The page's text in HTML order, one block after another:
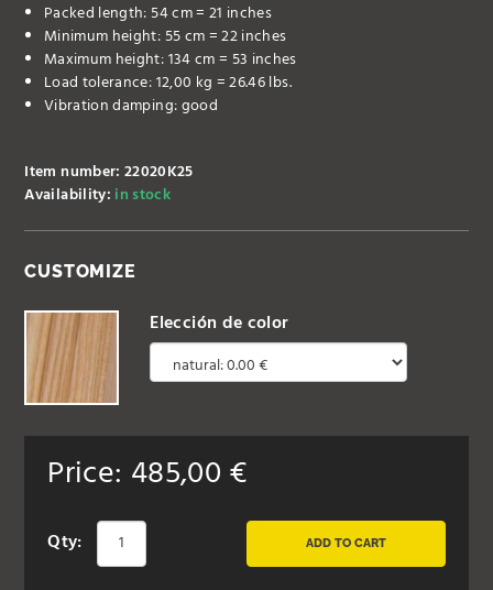
Packed length: 54 cm = 21 inches
Minimum height: 55 cm = 22 inches
Maximum height: 134 cm = 53 inches
Load tolerance: 12,00 kg = 26.46 lbs.
Vibration damping: good
Item number: 22020K25
Availability: in stock
CUSTOMIZE
Elección de color
Price: 485,00 €
Qty: ADD TO CART